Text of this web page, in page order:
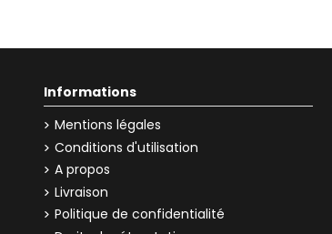
Informations
Mentions légales
Conditions d'utilisation
A propos
Livraison
Politique de confidentialité